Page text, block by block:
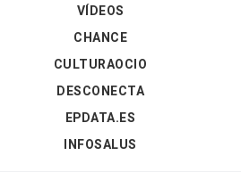
VÍDEOS
CHANCE
CULTURAOCIO
DESCONECTA
EPDATA.ES
INFOSALUS